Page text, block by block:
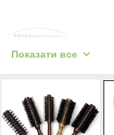
Показати все